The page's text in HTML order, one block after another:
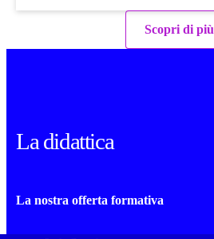
Scopri di più
La didattica
La nostra offerta formativa